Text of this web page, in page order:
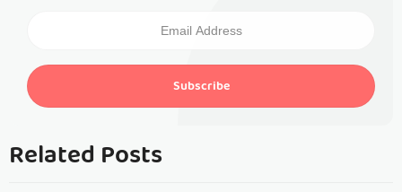
Subscribe
Related Posts